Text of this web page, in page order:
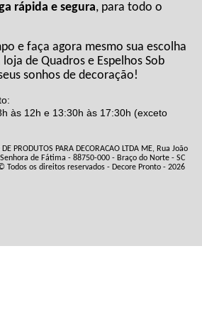
rápida e segura, para todo o
e faça agora mesmo sua escolha
de Quadros e Espelhos Sob
sonhos de decoração!
às 12h e 13:30h às 17:30h (exceto
PRODUTOS PARA DECORACAO LTDA ME, Rua João
de Fátima - 88750-000 - Braço do Norte - SC
Todos os direitos reservados - Decore Pronto - 2026